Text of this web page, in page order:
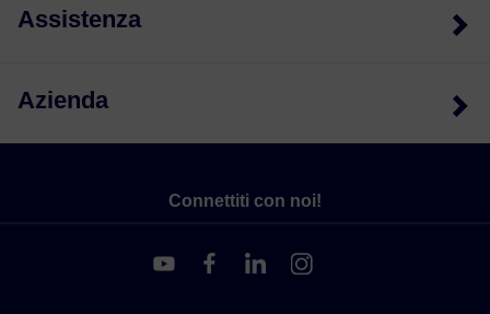
Assistenza
Azienda
Connettiti con noi!